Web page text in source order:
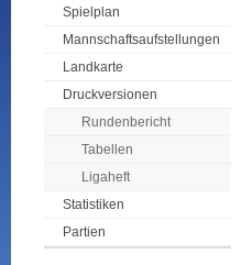
Spielplan
Mannschaftsaufstellungen
Landkarte
Druckversionen
Rundenbericht
Tabellen
Ligaheft
Statistiken
Partien